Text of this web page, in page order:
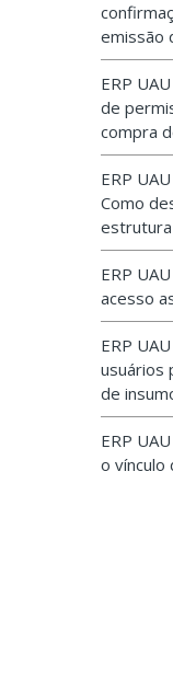
emissão
ERP
de
compra
ERP
Como
ERP
acesso
ERP
usuários
de
ERP
o vínculo